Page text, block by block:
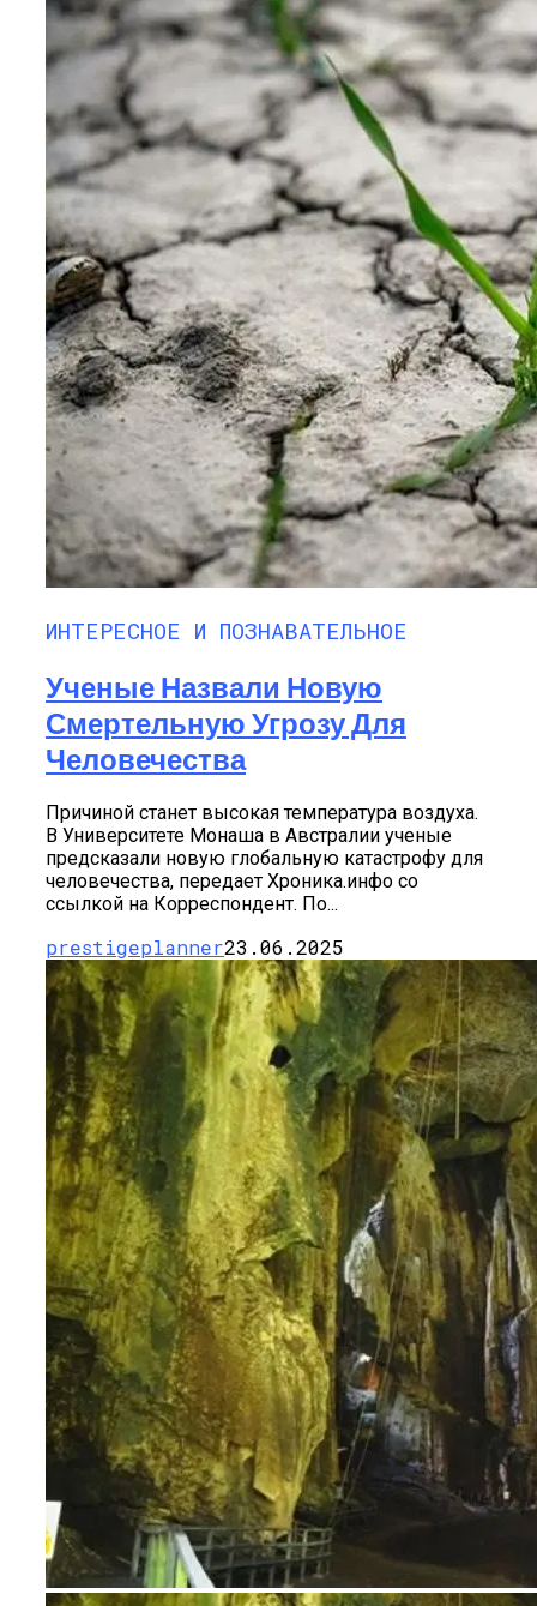
Новые Лидеры Бенчмарка
Смартфонов AnTuTu — Супермощные
Смартфоны На Базе Snapdragon 888
ИНТЕРЕСНОЕ И ПОЗНАВАТЕЛЬНОЕ
Ученые Назвали Новую
Смертельную Угрозу Для
Человечества
Причиной станет высокая температура воздуха.
В Университете Монаша в Австралии ученые
предсказали новую глобальную катастрофу для
человечества, передает Хроника.инфо со
ссылкой на Корреспондент. По...
prestigeplanner23.06.2025